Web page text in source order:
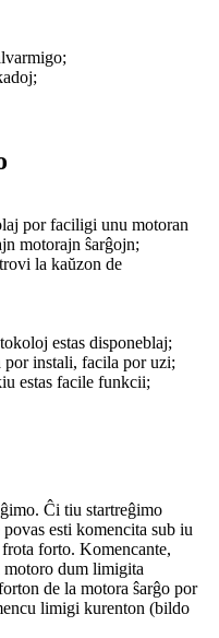
por faciligi unu motoran
motorajn ŝarĝojn;
la kaŭzon de
estas disponeblaj;
instali, facila por uzi;
estas facile funkcii;
Ĉi tiu startreĝimo
esti komencita sub iu
forto. Komencante,
motoro dum limigita
de la motora ŝarĝo por
limigi kurenton (bildo